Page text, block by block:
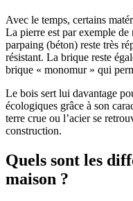
Avec le temps, certains
La pierre est par exemple
parpaing (béton) reste très
résistant. La brique reste
brique « monomur » qui
Le bois sert lui davantage
écologiques grâce à son
terre crue ou l’acier se
construction.
Quels sont les
maison ?